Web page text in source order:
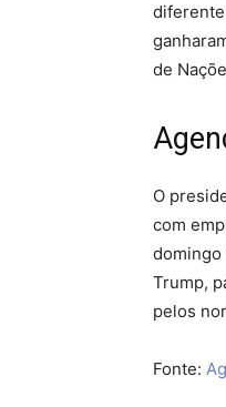
de
O
com
domingo
Trump,
pelos
Fonte: